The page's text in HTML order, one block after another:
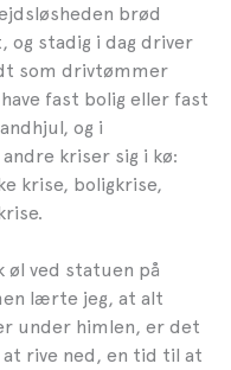
brød
og stadig i dag driver
som drivtømmer
fast bolig eller fast
og i
kriser sig i kø:
krise, boligkrise,
øl ved statuen på
lærte jeg, at alt
under himlen, er det
at rive ned, en tid til at